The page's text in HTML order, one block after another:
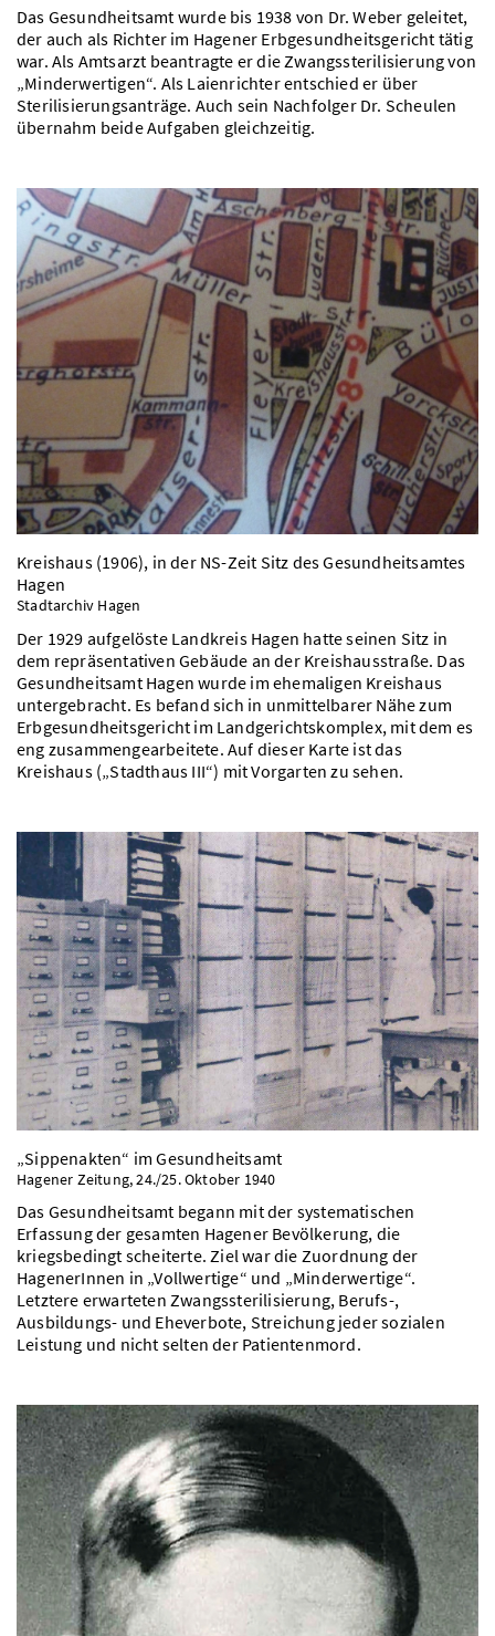
Das Gesundheitsamt wurde bis 1938 von Dr. Weber geleitet,
der auch als Richter im Hagener Erbgesundheitsgericht tätig
war. Als Amtsarzt beantragte er die Zwangssterilisierung von
„Minderwertigen“. Als Laienrichter entschied er über
Sterilisierungsanträge. Auch sein Nachfolger Dr. Scheulen
übernahm beide Aufgaben gleichzeitig.
Kreishaus (1906), in der NS-Zeit Sitz des Gesundheitsamtes
Hagen
Stadtarchiv Hagen
Der 1929 aufgelöste Landkreis Hagen hatte seinen Sitz in
dem repräsentativen Gebäude an der Kreishausstraße. Das
Gesundheitsamt Hagen wurde im ehemaligen Kreishaus
untergebracht. Es befand sich in unmittelbarer Nähe zum
Erbgesundheitsgericht im Landgerichtskomplex, mit dem es
eng zusammengearbeitete. Auf dieser Karte ist das
Kreishaus („Stadthaus III“) mit Vorgarten zu sehen.
„Sippenakten“ im Gesundheitsamt
Hagener Zeitung, 24./25. Oktober 1940
Das Gesundheitsamt begann mit der systematischen
Erfassung der gesamten Hagener Bevölkerung, die
kriegsbedingt scheiterte. Ziel war die Zuordnung der
HagenerInnen in „Vollwertige“ und „Minderwertige“.
Letztere erwarteten Zwangssterilisierung, Berufs-,
Ausbildungs- und Eheverbote, Streichung jeder sozialen
Leistung und nicht selten der Patientenmord.